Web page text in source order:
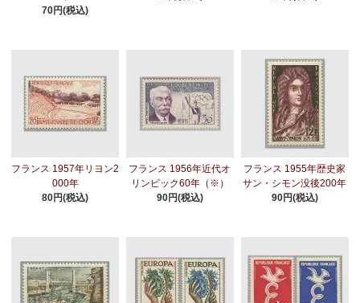
70円(税込)
フランス 1957年リヨン2
000年
80円(税込)
フランス 1956年近代オ
リンピック60年（※）
90円(税込)
フランス 1955年歴史家
サン・シモン没後200年
90円(税込)